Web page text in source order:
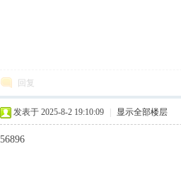
回复
发表于 2025-8-2 19:10:09 显示全部楼层
56896